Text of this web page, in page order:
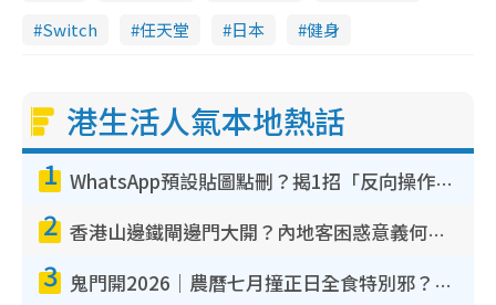
Switch
任天堂 日本 健身
港生活人氣本地熱話
1 WhatsApp預設貼圖點刪？揭1招「反向操作」還原簡潔介面 附3步實測教學
2 香港山邊鐵閘邊門大開？內地客困惑意義何在！網民神回覆：呢種叫法理性防禦
3 鬼門開2026｜農曆七月撞正日全食特別邪？專家警告切忌做一事！揭4大禁忌+2招保平安